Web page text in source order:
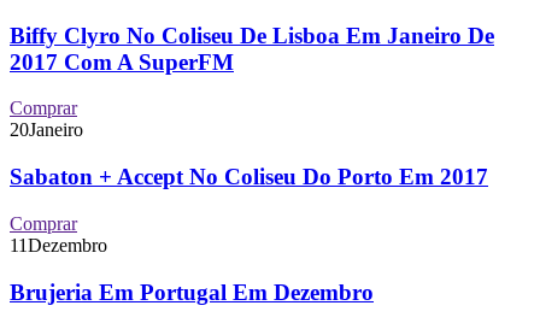
Biffy Clyro No Coliseu De Lisboa Em Janeiro De
2017 Com A SuperFM
Comprar
20Janeiro
Sabaton + Accept No Coliseu Do Porto Em 2017
Comprar
11Dezembro
Brujeria Em Portugal Em Dezembro